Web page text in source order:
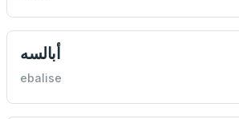
أبالسه
ebalise